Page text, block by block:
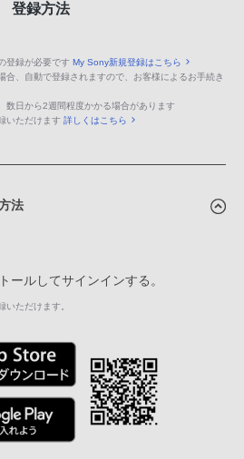
登録方法
登録が必要です My Sony新規登録はこちら
合、自動で登録されますので、お客様によるお手続き
数日から2週間程度かかる場合があります
いただけます 詳しくはこちら
法
ールしてサインインする。
いただけます。